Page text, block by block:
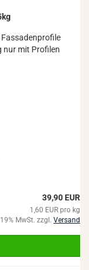
nur mit Pro­fi­len
39,90 EUR
1,60 EUR pro kg
MwSt. zzgl. Versand